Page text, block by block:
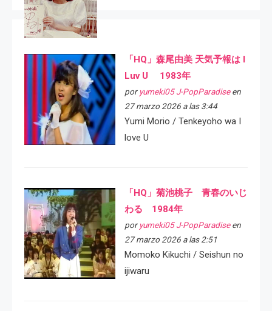
「HQ」森尾由美 天気予報は I
Luv U 1983年
por yumeki05 J-PopParadiseen
27 marzo 2026 a las 3:44
Yumi Morio / Tenkeyoho wa I
love U
「HQ」菊池桃子 青春のいじ
わる 1984年
por yumeki05 J-PopParadiseen
27 marzo 2026 a las 2:51
Momoko Kikuchi / Seishun no
ijiwaru